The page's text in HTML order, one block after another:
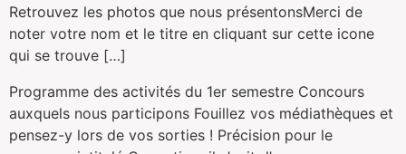
Retrouvez les photos que nous présentonsMerci de
noter votre nom et le titre en cliquant sur cette icone
qui se trouve […]
Programme des activités du 1er semestre Concours
auxquels nous participons Fouillez vos médiathèques et
pensez-y lors de vos sorties ! Précision pour le